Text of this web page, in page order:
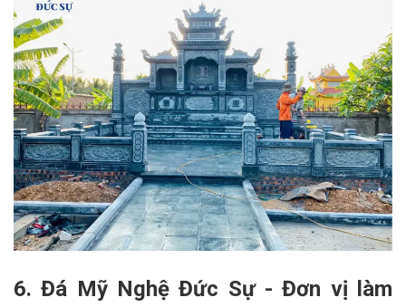
6. Đá Mỹ Nghệ Đức Sự - Đơn vị làm